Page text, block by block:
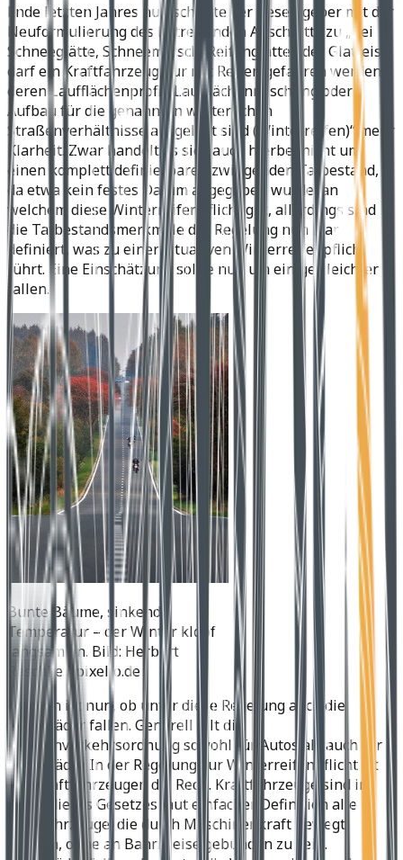
Ende letzten Jahres nun schaffte der Gesetzgeber mit der
Neuformulierung des betreffenden Abschnitts zu „bei
Schneeglätte, Schneematsch, Reifenglätte oder Glatteis
darf ein Kraftfahrzeug nur mit Reifen gefahren werden,
deren Laufflächenprofil, Laufflächenmischung oder
Aufbau für die genannten winterlichen
Straßenverhältnisse ausgelegt sind (Winterreifen)“ mehr
Klarheit. Zwar handelt es sich auch hierbei nicht um
einen komplett definierbaren zwingenden Tatbestand,
da etwa kein festes Datum angegeben wurde, an
welchem diese Winterreifenpflicht gilt, allerdings sind
die Tatbestandsmerkmale der Regelung nun klar
definiert, was zu einer situativen Winterreifenpflicht
führt. Eine Einschätzung sollte nun um einiges leichter
fallen.
Bunte Bäume, sinkende
Temperatur – der Winter klopf
langsam an. Bild: Herbert
Raschke / pixelio.de
Fraglich ist nun, ob unter diese Regelung auch die
Motorräder fallen. Generell gilt die
Straßenverkehrsordnung sowohl für Autos als auch für
Motorräder. In der Regelung zur Winterreifenpflicht ist
von Kraftfahrzeugen die Rede. Kraftfahrzeuge sind im
Sinne dieses Gesetzes laut einfacher Definition alle
Landfahrzeuge, die durch Maschinenkraft bewegt
werden, ohne an Bahngleise gebunden zu sein.